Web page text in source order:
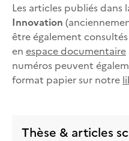
Les articles publiés dans
Innovation
être également
en espace documentaire
numéros peuvent
format papier sur notre
Thèse & articles